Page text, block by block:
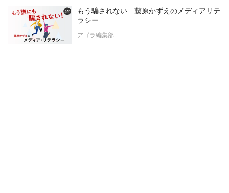
もう騙されない 藤原かずえのメディアリテ
ラシー
アゴラ編集部